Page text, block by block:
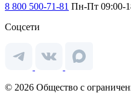
8 800 500-71-81 Пн-Пт 09:00-
Соцсети
© 2026 Общество с